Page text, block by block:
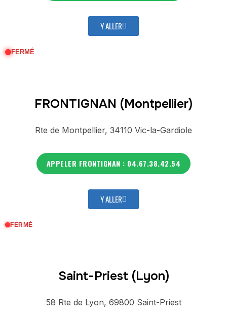
Y ALLER
FERMÉ
FRONTIGNAN (Montpellier)
Rte de Montpellier, 34110 Vic-la-Gardiole
APPELER FRONTIGNAN : 04.67.38.42.54
Y ALLER
FERMÉ
Saint-Priest (Lyon)
58 Rte de Lyon, 69800 Saint-Priest